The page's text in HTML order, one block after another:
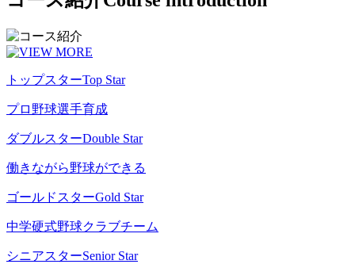
トップスターTop Star
プロ野球選手育成
ダブルスターDouble Star
働きながら野球ができる
ゴールドスターGold Star
中学硬式野球クラブチーム
シニアスターSenior Star